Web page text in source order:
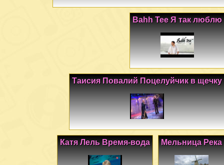
Bahh Tee Я так люблю
Таисия Повалий Поцелуйчик в щечку
Мельница Река
Катя Лель Время-вода